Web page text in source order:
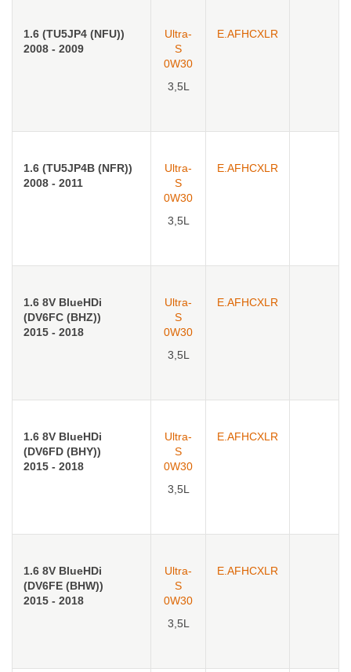
1.6 (TU5JP4 (NFU))
2008 - 2009
Ultra-
S
0W30
3,5L
E.AFHCXLR
1.6 (TU5JP4B (NFR))
2008 - 2011
Ultra-
S
0W30
3,5L
E.AFHCXLR
1.6 8V BlueHDi
(DV6FC (BHZ))
2015 - 2018
Ultra-
S
0W30
3,5L
E.AFHCXLR
1.6 8V BlueHDi
(DV6FD (BHY))
2015 - 2018
Ultra-
S
0W30
3,5L
E.AFHCXLR
1.6 8V BlueHDi
(DV6FE (BHW))
2015 - 2018
Ultra-
S
0W30
3,5L
E.AFHCXLR